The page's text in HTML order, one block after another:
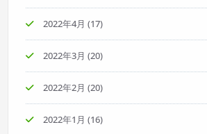
2022年4月 (17)
2022年3月 (20)
2022年2月 (20)
2022年1月 (16)